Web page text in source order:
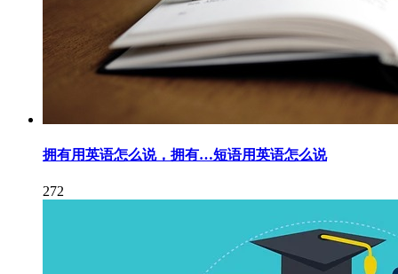
拥有用英语怎么说，拥有…短语用英语怎么说
272